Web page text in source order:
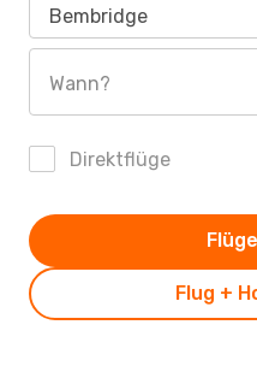
Bembridge
Wann?
Direktflüge
Flug +